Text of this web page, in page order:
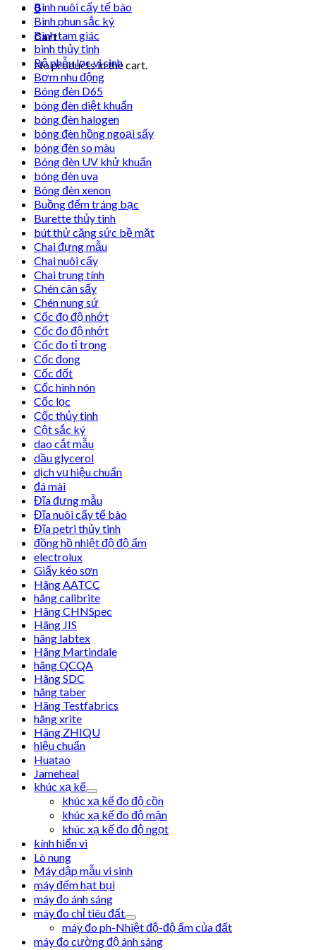
0
Cart
No products in the cart.
Bình nuôi cấy tế bào
Bình phun sắc ký
Bình tam giác
bình thủy tinh
Bộ phễu lọc vi sinh
Bơm nhu động
Bóng đèn D65
bóng đèn diệt khuẩn
bóng đèn halogen
bóng đèn hồng ngoại sấy
bóng đèn so màu
Bóng đèn UV khử khuẩn
bóng đèn uva
Bóng đèn xenon
Buồng đếm tráng bạc
Burette thủy tinh
bút thử căng sức bề mặt
Chai đựng mẫu
Chai nuôi cấy
Chai trung tính
Chén cân sấy
Chén nung sứ
Cốc đọ độ nhớt
Cốc đo độ nhớt
Cốc đo tỉ trọng
Cốc đong
Cốc đốt
Cốc hình nón
Cốc lọc
Cốc thủy tinh
Cột sắc ký
dao cắt mẫu
dầu glycerol
dịch vụ hiệu chuẩn
đá mài
Đĩa đựng mẫu
Đĩa nuôi cấy tế bào
Đĩa petri thủy tinh
đồng hồ nhiệt độ độ ẩm
electrolux
Giấy kéo sơn
Hãng AATCC
hãng calibrite
Hãng CHNSpec
Hãng JIS
hãng labtex
Hãng Martindale
hãng QCQA
Hãng SDC
hãng taber
Hãng Testfabrics
hãng xrite
Hãng ZHIQU
hiệu chuẩn
Huatao
Jameheal
khúc xạ kế
khúc xạ kế đo độ cồn
khúc xạ kế đo độ mặn
khúc xạ kế đo độ ngọt
kính hiển vi
Lò nung
Máy dập mẫu vi sinh
máy đếm hạt bụi
máy đo ánh sáng
máy đo chỉ tiêu đất
máy đo ph-Nhiệt độ-độ ẩm của đất
máy đo cường độ ánh sáng